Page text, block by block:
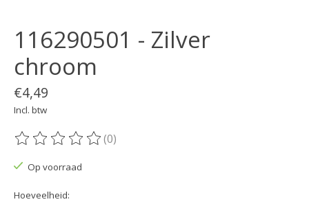
116290501 - Zilver
chroom
€4,49
Incl. btw
De beoordeling van dit product is
(0)
Op voorraad
Hoeveelheid: